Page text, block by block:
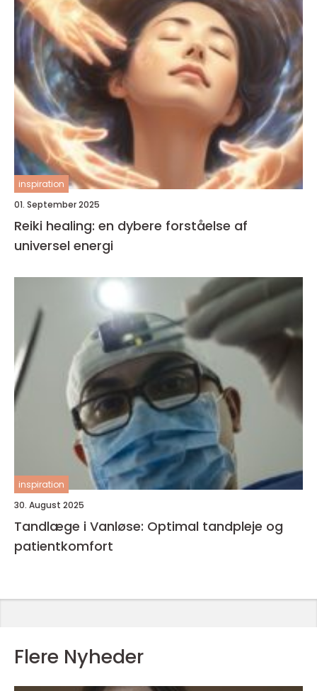
inspiration
01. September 2025
Reiki healing: en dybere forståelse af
universel energi
inspiration
30. August 2025
Tandlæge i Vanløse: Optimal tandpleje og
patientkomfort
Flere Nyheder